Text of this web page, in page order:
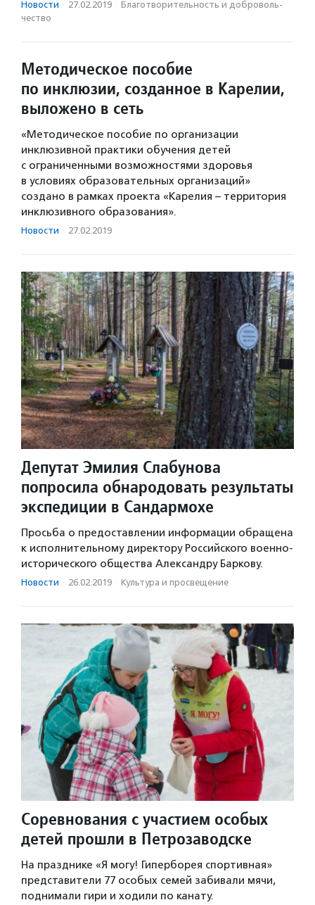
Новости · 27.02.2019 · Благотвори­тель­ность и доброволь­
чест­во
Методическое пособие
по инклюзии, созданное в Карелии,
выложено в сеть
«Методическое пособие по организации
инклюзивной практики обучения детей
с ограниченными возможностями здоровья
в условиях образовательных организаций»
создано в рамках проекта «Карелия – территория
инклюзивного образования».
Новости · 27.02.2019
Депутат Эмилия Слабунова
попросила обнародовать результаты
экспедиции в Сандармохе
Просьба о предоставлении информации обращена
к исполнительному директору Российского военно-
исторического общества Александру Баркову.
Новости · 26.02.2019 · Культура и просвещение
Соревнования с участием особых
детей прошли в Петрозаводске
На празднике «Я могу! Гиперборея спортивная»
представители 77 особых семей забивали мячи,
поднимали гири и ходили по канату.